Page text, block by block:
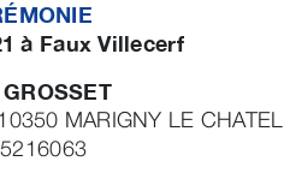
à Faux Villecerf
MARIGNY LE CHATEL